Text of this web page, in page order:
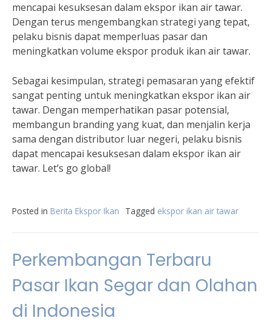
mencapai kesuksesan dalam ekspor ikan air tawar.
Dengan terus mengembangkan strategi yang tepat,
pelaku bisnis dapat memperluas pasar dan
meningkatkan volume ekspor produk ikan air tawar.
Sebagai kesimpulan, strategi pemasaran yang efektif
sangat penting untuk meningkatkan ekspor ikan air
tawar. Dengan memperhatikan pasar potensial,
membangun branding yang kuat, dan menjalin kerja
sama dengan distributor luar negeri, pelaku bisnis
dapat mencapai kesuksesan dalam ekspor ikan air
tawar. Let’s go global!
Posted in Berita Ekspor Ikan Tagged ekspor ikan air tawar
Perkembangan Terbaru
Pasar Ikan Segar dan Olahan
di Indonesia